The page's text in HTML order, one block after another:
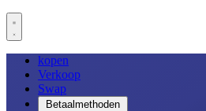
kopen
Verkoop
Swap
Betaalmethoden